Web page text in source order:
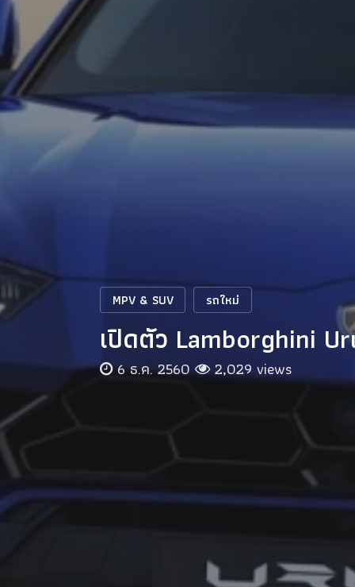
MPV & SUV รถใหม่
เปิดตัว Lamborghini
6 ธ.ค. 2560 2,029 views